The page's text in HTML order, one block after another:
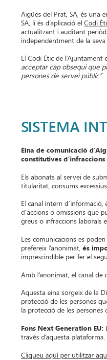
Aigües del Prat, SA, és una
SA, li és d’aplicació el Codi
actualitzant i auditant
independentment de la
El Codi Ètic de l’Ajuntament
acceptar cap obsequi que
persones de servei públic”.
SISTEMA
Eina de comunicació
constitutives
Els abonats al servei de
titularitat, consums
El canal intern
d´accions o omissions que
greus o infraccions laborals
Les comunicacions es
prefereix l’anonimat, és
imprescindible per fer el
Amb l’anonimat, el canal
Aquesta eina sorgeix de la
protecció de les persones
la protecció de les
Fons Next Generation EU:
través d’aquesta plataforma.
Cliqueu aquí per utilitzar